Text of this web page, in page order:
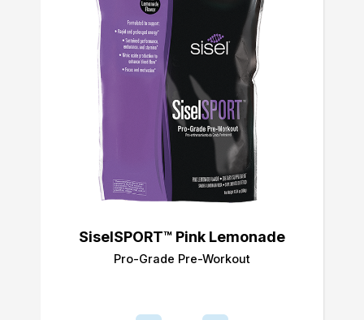
SiselSPORT™ Pink Lemonade
Pro-Grade Pre-Workout